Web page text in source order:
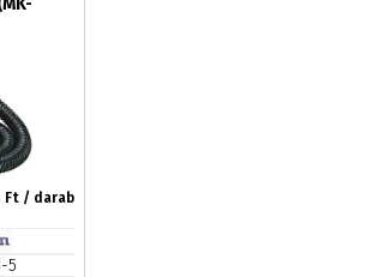
Ft / darab
5